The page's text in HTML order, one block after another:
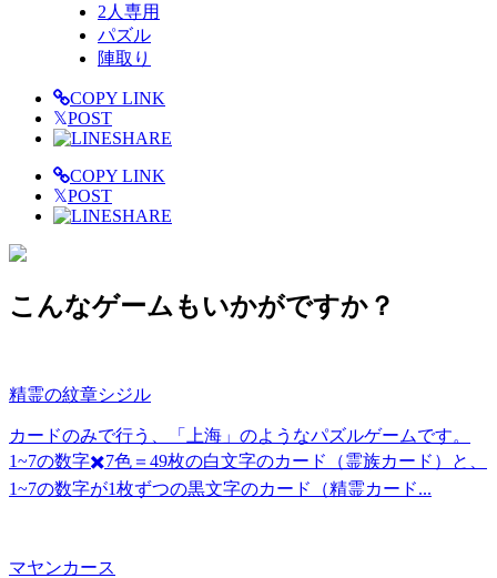
2人専用
パズル
陣取り
COPY LINK
𝕏POST
SHARE
COPY LINK
𝕏POST
SHARE
こんなゲームもいかがですか？
精霊の紋章シジル
カードのみで行う、「上海」のようなパズルゲームです。
1~7の数字✖️7色＝49枚の白文字のカード（霊族カード）と、
1~7の数字が1枚ずつの黒文字のカード（精霊カード...
マヤンカース